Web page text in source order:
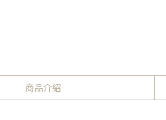
商品介紹